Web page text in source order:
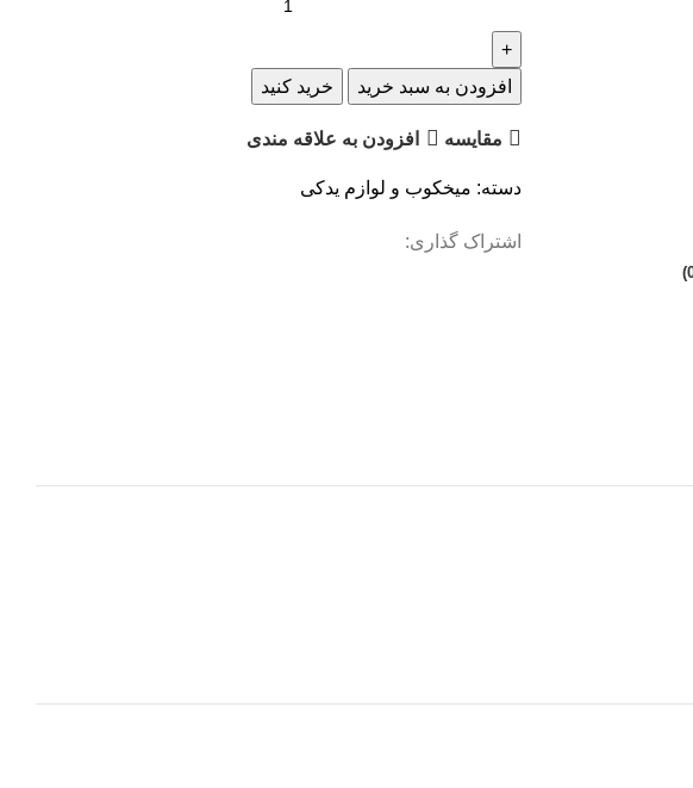
افزودن به سبد خرید خرید کنید
مقایسه افزودن به علاقه مندی
دسته: میخکوب و لوازم یدکی
اشتراک گذاری: